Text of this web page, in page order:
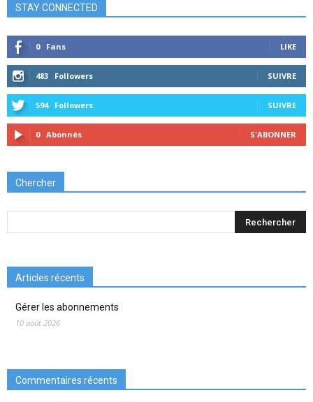
STAY CONNECTED
0 Fans LIKE
483 Followers SUIVRE
594 Followers SUIVRE
0 Abonnés S'ABONNER
Chercher
Articles récents
Gérer les abonnements
10 août 2026
Commentaires récents